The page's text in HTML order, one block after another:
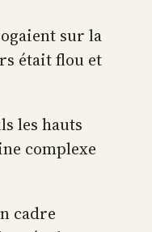
sur la
était flou et
les hauts
complexe
cadre